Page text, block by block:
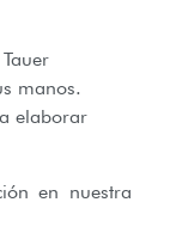
manos.
elaborar
en nuestra